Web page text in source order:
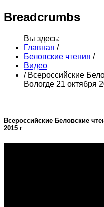
Breadcrumbs
Вы здесь:
Главная /
Беловские чтения /
Видео
/ Всероссийские
Вологде 21 октября
Всероссийские Беловские
2015 г